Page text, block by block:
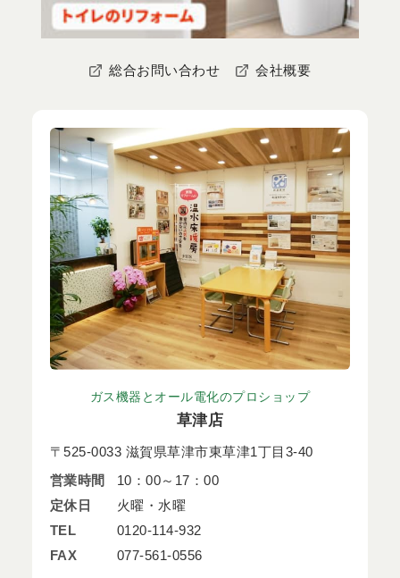
総合お問い合わせ 会社概要
ガス機器とオール電化のプロショップ
草津店
〒525-0033 滋賀県草津市東草津1丁目3-40
営業時間
10：00～17：00
定休日
火曜・水曜
TEL
0120-114-932
FAX
077-561-0556